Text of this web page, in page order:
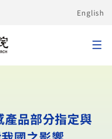
English
產品部分指定與